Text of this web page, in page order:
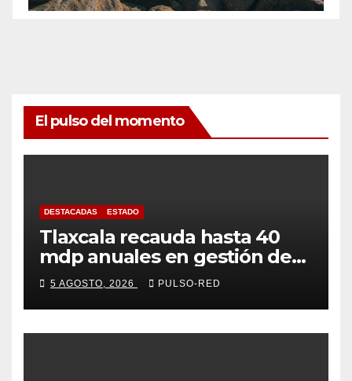
El pulso del momento
DESTACADAS ESTADO
Tlaxcala recauda hasta 40
mdp anuales en gestión de
residuos: PAA
5 AGOSTO, 2026 PULSO-RED